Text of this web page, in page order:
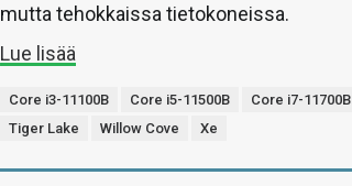
mutta tehokkaissa tietokoneissa.
Lue lisää
Core i3-11100B Core i5-11500B Core i7-11700B
Tiger Lake
Willow Cove Xe